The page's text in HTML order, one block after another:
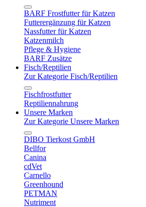
BARF Frostfutter für Katzen
Futterergänzung für Katzen
Nassfutter für Katzen
Katzenmilch
Pflege & Hygiene
BARF Zusätze
Fisch/Reptilien
Zur Kategorie Fisch/Reptilien
Fischfrostfutter
Reptiliennahrung
Unsere Marken
Zur Kategorie Unsere Marken
DIBO Tierkost GmbH
Bellfor
Canina
cdVet
Carnello
Greenhound
PETMAN
Nutriment